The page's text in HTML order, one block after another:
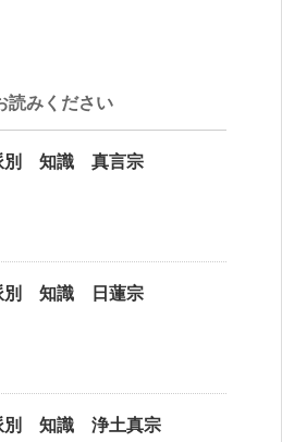
読みください
別 知識 真言宗
別 知識 日蓮宗
別 知識 浄土真宗